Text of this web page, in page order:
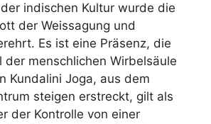
indischen Kultur wurde die
der Weissagung und
Es ist eine Präsenz, die
der menschlichen Wirbelsäule
Kundalini Joga, aus dem
steigen erstreckt, gilt als
der Kontrolle von einer